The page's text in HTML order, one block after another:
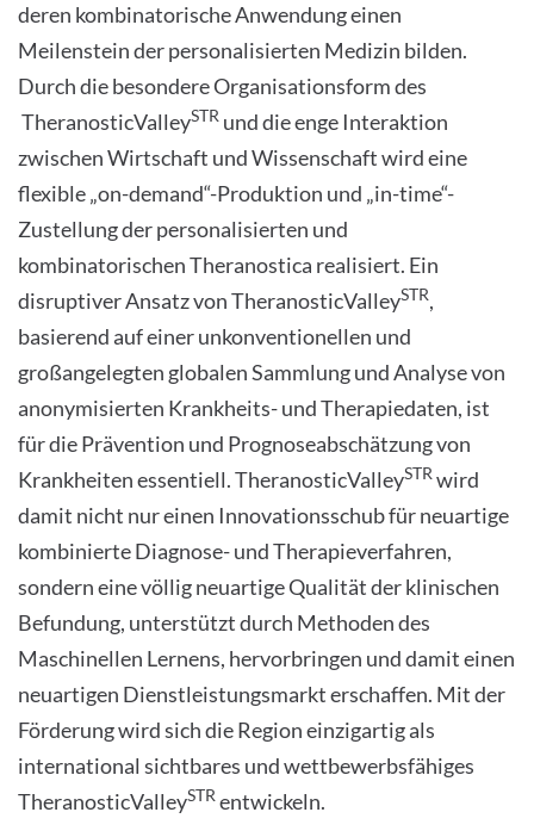
deren kombinatorische Anwendung einen
Meilenstein der personalisierten Medizin bilden.
Durch die besondere Organisationsform des
TheranosticValleySTR und die enge Interaktion
zwischen Wirtschaft und Wissenschaft wird eine
flexible „on-demand“-Produktion und „in-time“-
Zustellung der personalisierten und
kombinatorischen Theranostica realisiert. Ein
disruptiver Ansatz von TheranosticValleySTR,
basierend auf einer unkonventionellen und
großangelegten globalen Sammlung und Analyse von
anonymisierten Krankheits- und Therapiedaten, ist
für die Prävention und Prognoseabschätzung von
Krankheiten essentiell. TheranosticValleySTRwird
damit nicht nur einen Innovationsschub für neuartige
kombinierte Diagnose- und Therapieverfahren,
sondern eine völlig neuartige Qualität der klinischen
Befundung, unterstützt durch Methoden des
Maschinellen Lernens, hervorbringen und damit einen
neuartigen Dienstleistungsmarkt erschaffen. Mit der
Förderung wird sich die Region einzigartig als
international sichtbares und wettbewerbsfähiges
TheranosticValleySTRentwickeln.